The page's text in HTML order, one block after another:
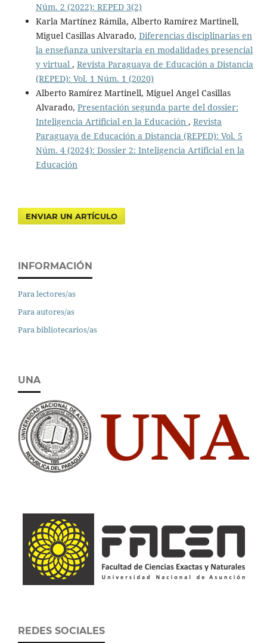
Núm. 2 (2022): REPED 3(2)
Karla Martínez Rámila, Alberto Ramírez Martinell,
Miguel Casillas Alvarado, Diferencias disciplinarias en
la enseñanza universitaria en modalidades presencial
y virtual , Revista Paraguaya de Educación a Distancia
(REPED): Vol. 1 Núm. 1 (2020)
Alberto Ramírez Martinell, Miguel Angel Casillas
Alvarado, Presentación segunda parte del dossier:
Inteligencia Artificial en la Educación , Revista
Paraguaya de Educación a Distancia (REPED): Vol. 5
Núm. 4 (2024): Dossier 2: Inteligencia Artificial en la
Educación
ENVIAR UN ARTÍCULO
INFORMACIÓN
Para lectores/as
Para autores/as
Para bibliotecarios/as
UNA
REDES SOCIALES